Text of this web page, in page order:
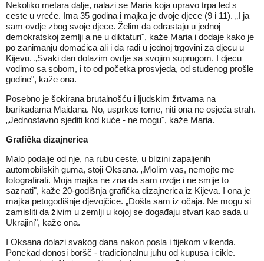
Nekoliko metara dalje, nalazi se Maria koja upravo trpa led s
ceste u vreće. Ima 35 godina i majka je dvoje djece (9 i 11). „I ja
sam ovdje zbog svoje djece. Želim da odrastaju u jednoj
demokratskoj zemlji a ne u diktaturi", kaže Maria i dodaje kako je
po zanimanju domaćica ali i da radi u jednoj trgovini za djecu u
Kijevu. „Svaki dan dolazim ovdje sa svojim suprugom. I djecu
vodimo sa sobom, i to od početka prosvjeda, od studenog prošle
godine", kaže ona.
Posebno je šokirana brutalnošću i ljudskim žrtvama na
barikadama Maidana. No, usprkos tome, niti ona ne osjeća strah.
„Jednostavno sjediti kod kuće - ne mogu", kaže Maria.
Grafička dizajnerica
Malo podalje od nje, na rubu ceste, u blizini zapaljenih
automobilskih guma, stoji Oksana. „Molim vas, nemojte me
fotografirati. Moja majka ne zna da sam ovdje i ne smije to
saznati", kaže 20-godišnja grafička dizajnerica iz Kijeva. I ona je
majka petogodišnje djevojčice. „Došla sam iz očaja. Ne mogu si
zamisliti da živim u zemlji u kojoj se događaju stvari kao sada u
Ukrajini", kaže ona.
I Oksana dolazi svakog dana nakon posla i tijekom vikenda.
Ponekad donosi boršč - tradicionalnu juhu od kupusa i cikle.